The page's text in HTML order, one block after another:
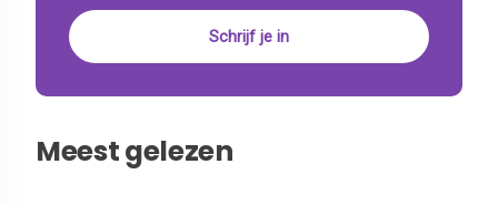
Meest gelezen